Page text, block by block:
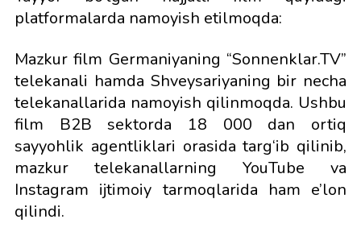
platformalarda namoyish etilmoqda:
Mazkur film Germaniyaning “Sonnenklar.TV”
telekanali hamda Shveysariyaning bir necha
telekanallarida namoyish qilinmoqda. Ushbu
film B2B sektorda 18 000 dan ortiq
sayyohlik agentliklari orasida targ‘ib qilinib,
mazkur telekanallarning YouTube va
Instagram ijtimoiy tarmoqlarida ham e’lon
qilindi.